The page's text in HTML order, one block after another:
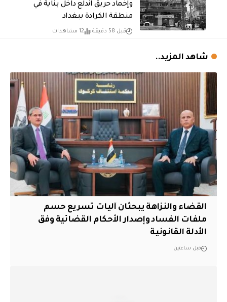
وإخماد حريق اندلع داخل بناية في
منطقة الكرادة ببغداد
قبل 58 دقيقة 12 مشاهدات
شاهد المزيد..
القضاء والنزاهة يبحثان آليات تسريع حسم
ملفات الفساد وإصدار الأحكام القضائية وفق
الأدلة القانونية
قبل ساعتين